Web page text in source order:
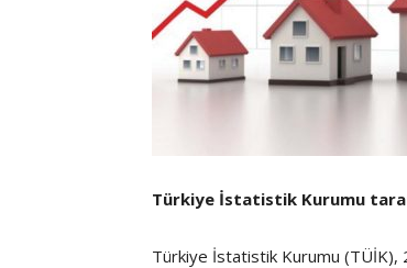
Türkiye İstatistik Kurumu
Türkiye İstatistik Kurumu (TÜİK),